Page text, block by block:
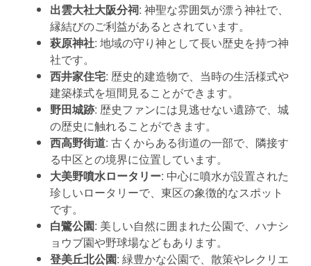
出雲大社大阪分祠: 神聖な雰囲気が漂う神社で、
縁結びのご利益があるとされています。
萩原神社: 地域の守り神として長い歴史を持つ神
社です。
西井家住宅: 歴史的建造物で、当時の生活様式や
建築様式を垣間見ることができます。
野田城跡: 歴史ファンには見逃せない遺跡で、城
の歴史に触れることができます。
西高野街道: 古くからある街道の一部で、隣接す
る中区との境界に位置しています。
大美野噴水ロータリー: 中心に噴水が設置された
珍しいロータリーで、東区の象徴的なスポット
です。
白鷺公園: 美しい自然に囲まれた公園で、ハナシ
ョウブ園や野球場などもあります。
登美丘北公園: 緑豊かな公園で、散策やレクリエ